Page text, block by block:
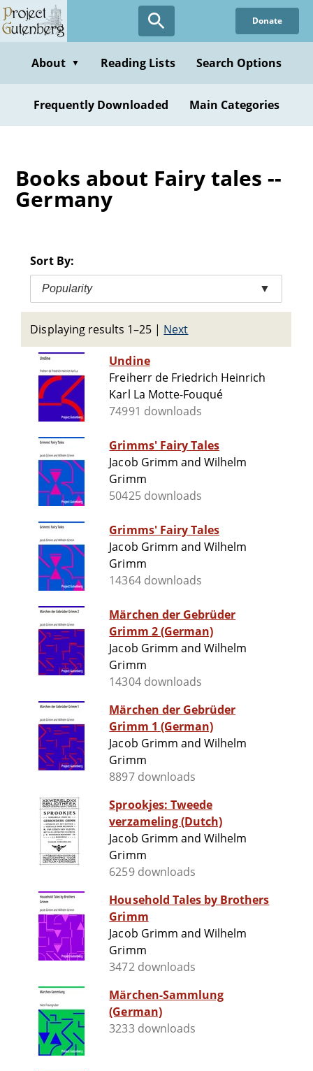
Skip
to
content
Donate
About ▼ Reading Lists Search Options
Frequently Downloaded Main Categories
Books about Fairy tales --
Germany
Sort By:
Popularity ▼
Displaying results 1–25 | Next
Undine
Freiherr de Friedrich Heinrich
Karl La Motte-Fouqué
74991 downloads
Grimms' Fairy Tales
Jacob Grimm and Wilhelm
Grimm
50425 downloads
Grimms' Fairy Tales
Jacob Grimm and Wilhelm
Grimm
14364 downloads
Märchen der Gebrüder
Grimm 2 (German)
Jacob Grimm and Wilhelm
Grimm
14304 downloads
Märchen der Gebrüder
Grimm 1 (German)
Jacob Grimm and Wilhelm
Grimm
8897 downloads
Sprookjes: Tweede
verzameling (Dutch)
Jacob Grimm and Wilhelm
Grimm
6259 downloads
Household Tales by Brothers
Grimm
Jacob Grimm and Wilhelm
Grimm
3472 downloads
Märchen-Sammlung
(German)
3233 downloads